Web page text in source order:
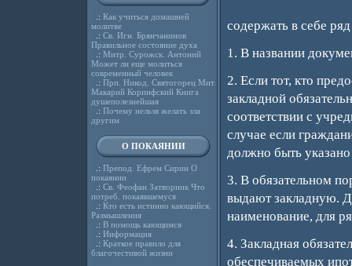
.: Как учиться домашней
молитве
.: Св. Игн. Брянчанинов
Правильное состояние духа
.: Митр. Сурожск. Антоний
Может ли еще молиться
современный человек
.: Прп. Никод. Святогорец Мит.
Макарий Коринфский Книга
душеполезнейшая
.: Почему нельзя желать зла
другим
О ПОКАЯНИИ
.: Препод. Ефрем Сирин О
покаянии
.: Св. Феофан Затворник Что
потреб. покаявшемуся
.: Кто есть истинно кающийся.
Размышления
.: В помощь кающимся
.: Информация
.: Краткое правило для
благочестивой жизни
содержать в себе
1. В названии
2. Если тот, кто
закладной
соответствии с
случае если
должно быть
3. В обязательном
выдают закладную.
наименование, для
4. Закладная
обеспечиваемых